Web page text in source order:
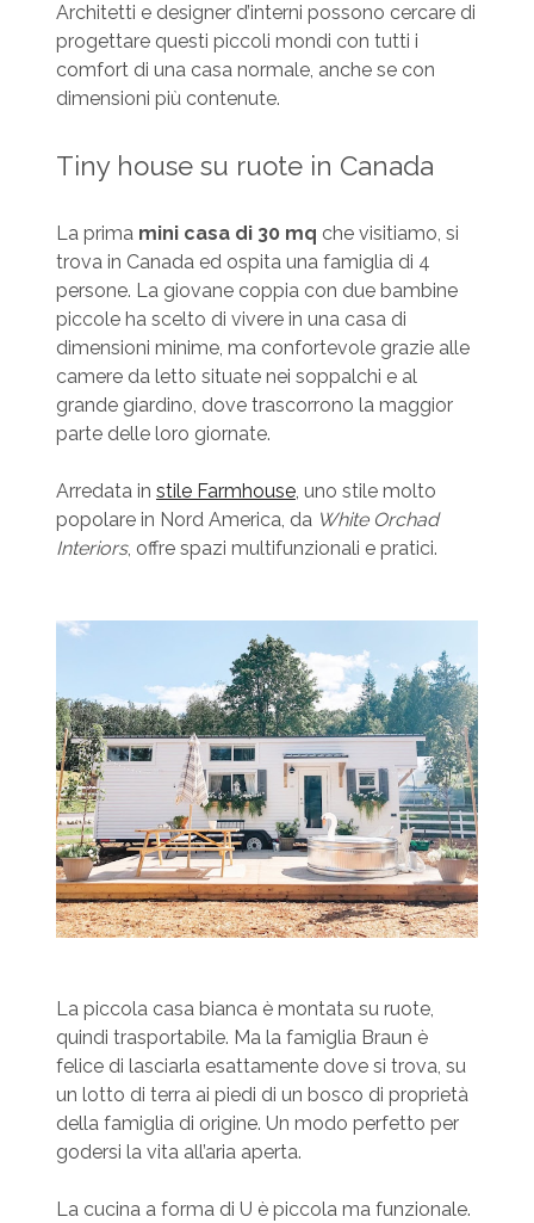
Architetti e designer d’interni possono cercare di
progettare questi piccoli mondi con tutti i
comfort di una casa normale, anche se con
dimensioni più contenute.
Tiny house su ruote in Canada
La prima mini casa di 30 mq che visitiamo, si
trova in Canada ed ospita una famiglia di 4
persone. La giovane coppia con due bambine
piccole ha scelto di vivere in una casa di
dimensioni minime, ma confortevole grazie alle
camere da letto situate nei soppalchi e al
grande giardino, dove trascorrono la maggior
parte delle loro giornate.
Arredata in stile Farmhouse, uno stile molto
popolare in Nord America, da White Orchad
Interiors, offre spazi multifunzionali e pratici.
La piccola casa bianca è montata su ruote,
quindi trasportabile. Ma la famiglia Braun è
felice di lasciarla esattamente dove si trova, su
un lotto di terra ai piedi di un bosco di proprietà
della famiglia di origine. Un modo perfetto per
godersi la vita all’aria aperta.
La cucina a forma di U è piccola ma funzionale.